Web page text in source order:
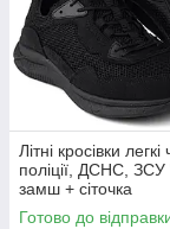
Літні кросівки
поліції, ДСНС,
замш + сіточка
Готово до